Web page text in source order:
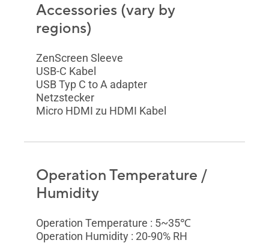
Accessories (vary by
regions)
ZenScreen Sleeve
USB-C Kabel
USB Typ C to A adapter
Netzstecker
Micro HDMI zu HDMI Kabel
Operation Temperature /
Humidity
Operation Temperature : 5~35℃
Operation Humidity : 20-90% RH